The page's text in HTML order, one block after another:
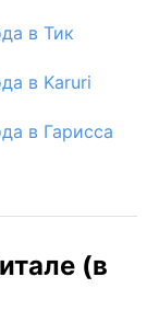
в Тик
в Karuri
в Гарисса
(в